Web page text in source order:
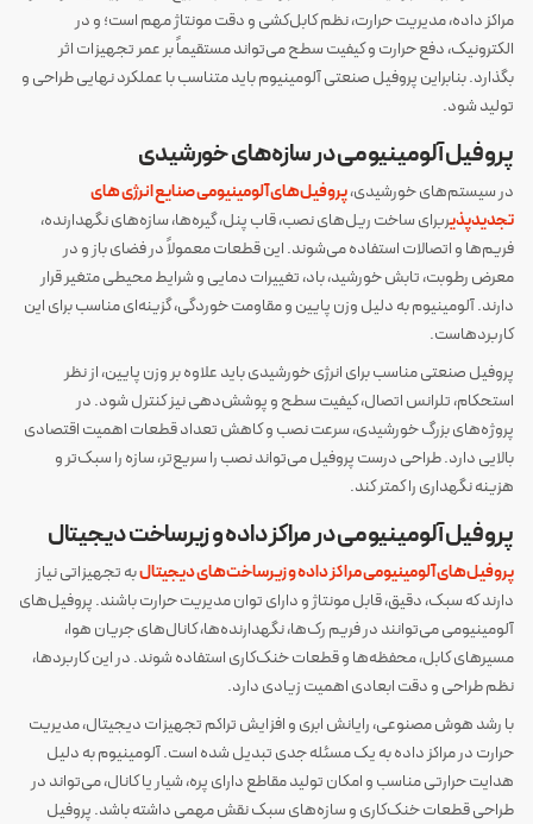
مراکز داده، مدیریت حرارت، نظم کابل‌کشی و دقت مونتاژ مهم است؛ و در
الکترونیک، دفع حرارت و کیفیت سطح می‌تواند مستقیماً بر عمر تجهیزات اثر
بگذارد. بنابراین پروفیل صنعتی آلومینیوم باید متناسب با عملکرد نهایی طراحی و
تولید شود.
پروفیل آلومینیومی در سازه‌های خورشیدی
در سیستم‌های خورشیدی،پروفیل‌های آلومینیومی صنایع انرژی های
تجدیدپذیربرای ساخت ریل‌های نصب، قاب پنل، گیره‌ها، سازه‌های نگهدارنده،
فریم‌ها و اتصالات استفاده می‌شوند. این قطعات معمولاً در فضای باز و در
معرض رطوبت، تابش خورشید، باد، تغییرات دمایی و شرایط محیطی متغیر قرار
دارند. آلومینیوم به دلیل وزن پایین و مقاومت خوردگی، گزینه‌ای مناسب برای این
کاربردهاست.
پروفیل صنعتی مناسب برای انرژی خورشیدی باید علاوه بر وزن پایین، از نظر
استحکام، تلرانس اتصال، کیفیت سطح و پوشش‌دهی نیز کنترل شود. در
پروژه‌های بزرگ خورشیدی، سرعت نصب و کاهش تعداد قطعات اهمیت اقتصادی
بالایی دارد. طراحی درست پروفیل می‌تواند نصب را سریع‌تر، سازه را سبک‌تر و
هزینه نگهداری را کمتر کند.
پروفیل آلومینیومی در مراکز داده و زیرساخت دیجیتال
پروفیل‌های آلومینیومی مراکز داده و زیرساخت‌های دیجیتالبه تجهیزاتی نیاز
دارند که سبک، دقیق، قابل مونتاژ و دارای توان مدیریت حرارت باشند. پروفیل‌های
آلومینیومی می‌توانند در فریم رک‌ها، نگهدارنده‌ها، کانال‌های جریان هوا،
مسیرهای کابل، محفظه‌ها و قطعات خنک‌کاری استفاده شوند. در این کاربردها،
نظم طراحی و دقت ابعادی اهمیت زیادی دارد.
با رشد هوش مصنوعی، رایانش ابری و افزایش تراکم تجهیزات دیجیتال، مدیریت
حرارت در مراکز داده به یک مسئله جدی تبدیل شده است. آلومینیوم به دلیل
هدایت حرارتی مناسب و امکان تولید مقاطع دارای پره، شیار یا کانال، می‌تواند در
طراحی قطعات خنک‌کاری و سازه‌های سبک نقش مهمی داشته باشد. پروفیل